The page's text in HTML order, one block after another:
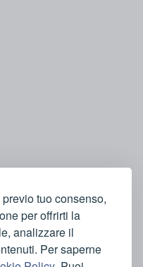
tuo consenso,
per offrirti la
analizzare il
Per saperne